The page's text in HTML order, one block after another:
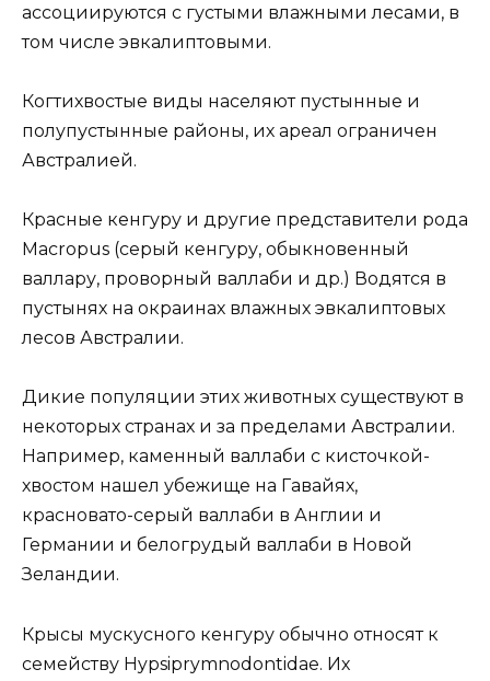
ассоциируются с густыми влажными лесами, в
том числе эвкалиптовыми.
Когтихвостые виды населяют пустынные и
полупустынные районы, их ареал ограничен
Австралией.
Красные кенгуру и другие представители рода
Macropus (серый кенгуру, обыкновенный
валлару, проворный валлаби и др.) Водятся в
пустынях на окраинах влажных эвкалиптовых
лесов Австралии.
Дикие популяции этих животных существуют в
некоторых странах и за пределами Австралии.
Например, каменный валлаби с кисточкой-
хвостом нашел убежище на Гавайях,
красновато-серый валлаби в Англии и
Германии и белогрудый валлаби в Новой
Зеландии.
Крысы мускусного кенгуру обычно относят к
семейству Hypsiprymnodontidae. Их